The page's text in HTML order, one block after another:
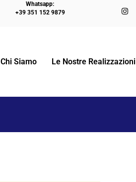
Whatsapp:
+39 351 152 9879
Chi Siamo Le Nostre Realizzazioni